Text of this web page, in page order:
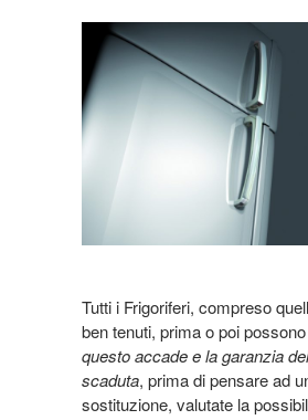
Tutti i Frigoriferi, compreso
ben tenuti, prima o poi
questo accade e la garanzia
scaduta, prima di pensare ad
sostituzione, valutate la